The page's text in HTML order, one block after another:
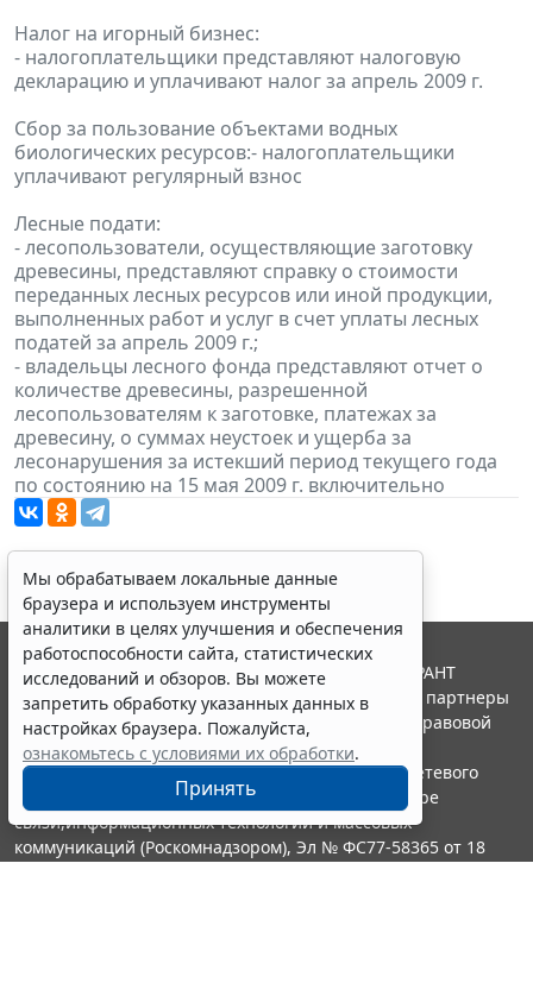
Налог на игорный бизнес:
- налогоплательщики представляют налоговую
декларацию и уплачивают налог за апрель 2009 г.
Сбор за пользование объектами водных
биологических ресурсов:- налогоплательщики
уплачивают регулярный взнос
Лесные подати:
- лесопользователи, осуществляющие заготовку
древесины, представляют справку о стоимости
переданных лесных ресурсов или иной продукции,
выполненных работ и услуг в счет уплаты лесных
податей за апрель 2009 г.;
- владельцы лесного фонда представляют отчет о
количестве древесины, разрешенной
лесопользователям к заготовке, платежах за
древесину, о суммах неустоек и ущерба за
лесонарушения за истекший период текущего года
по состоянию на 15 мая 2009 г. включительно
Мы обрабатываем локальные данные
браузера и используем инструменты
аналитики в целях улучшения и обеспечения
работоспособности сайта, статистических
исследований и обзоров. Вы можете
запретить обработку указанных данных в
настройках браузера. Пожалуйста,
ознакомьтесь с условиями их обработки.
Принять
© ООО "НПП "ГАРАНТ-СЕРВИС", 2026. Система ГАРАНТ
выпускается с 1990 года. Компания "Гарант" и ее партнеры
являются участниками Российской ассоциации правовой
информации ГАРАНТ.
Портал ГАРАНТ.РУ зарегистрирован в качестве сетевого
издания Федеральной службой по надзору в сфере
связи,информационных технологий и массовых
коммуникаций (Роскомнадзором), Эл № ФС77-58365 от 18